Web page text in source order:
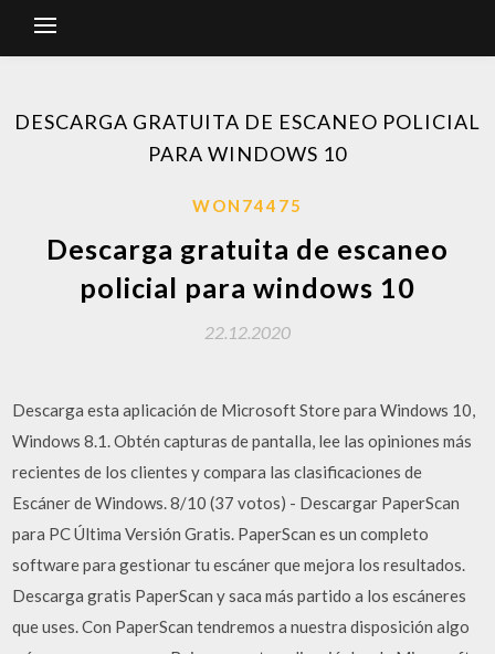
DESCARGA GRATUITA DE ESCANEO POLICIAL
PARA WINDOWS 10
WON74475
Descarga gratuita de escaneo
policial para windows 10
22.12.2020
Descarga esta aplicación de Microsoft Store para Windows 10,
Windows 8.1. Obtén capturas de pantalla, lee las opiniones más
recientes de los clientes y compara las clasificaciones de
Escáner de Windows. 8/10 (37 votos) - Descargar PaperScan
para PC Última Versión Gratis. PaperScan es un completo
software para gestionar tu escáner que mejora los resultados.
Descarga gratis PaperScan y saca más partido a los escáneres
que uses. Con PaperScan tendremos a nuestra disposición algo